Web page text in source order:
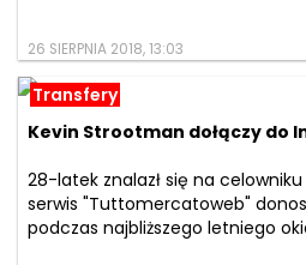
26 SIERPNIA 2018, 13:03
Transfery
Kevin Strootman dołączy do
28-latek znalazł się na celowniku
serwis "Tuttomercatoweb"
podczas najbliższego letniego